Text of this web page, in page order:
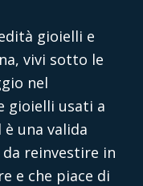
gioielli e
vivi sotto le
nel
gioielli usati a
una valida
reinvestire in
e che piace di